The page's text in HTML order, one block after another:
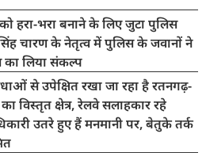
हरा-भरा बनाने के लिए जुटा पुलिस
चारण के नेतृत्व में पुलिस के जवानों ने
लिया संकल्प
से उपेक्षित रखा जा रहा है रतनगढ़-
विस्तृत क्षेत्र, रेलवे सलाहकार रहे
उतरे हुए हैं मनमानी पर, बेतुके तर्क